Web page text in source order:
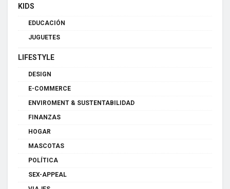
KIDS
EDUCACIÓN
JUGUETES
LIFESTYLE
DESIGN
E-COMMERCE
ENVIROMENT & SUSTENTABILIDAD
FINANZAS
HOGAR
MASCOTAS
POLÍTICA
SEX-APPEAL